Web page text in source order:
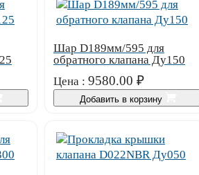
Шар D189мм/595 для
обратного клапана Ду150
Цена : 9580.00 ₽
Добавить в корзину